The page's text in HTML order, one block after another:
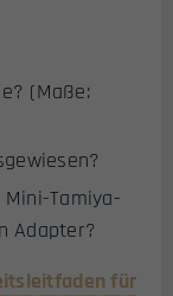
(Maße:
Tamiya-
Adapter?
für